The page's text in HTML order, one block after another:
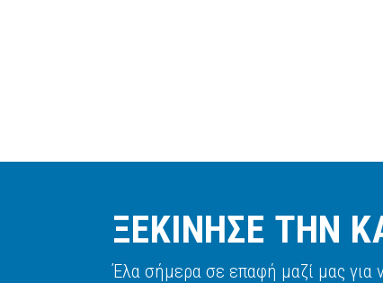
ΞΕΚΙΝΗΣΕ ΤΗΝ
Έλα σήμερα σε επαφή μαζί μας για